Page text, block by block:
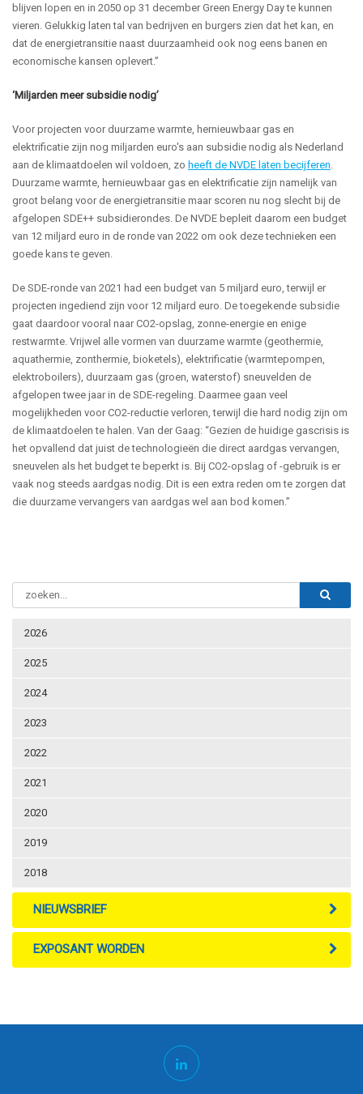
2026
2025
2024
2023
2022
2021
2020
2019
2018
NIEUWSBRIEF
EXPOSANT WORDEN
blijven lopen en in 2050 op 31 december Green Energy Day te kunnen
vieren. Gelukkig laten tal van bedrijven en burgers zien dat het kan, en
dat de energietransitie naast duurzaamheid ook nog eens banen en
economische kansen oplevert.”
‘Miljarden meer subsidie nodig’
Voor projecten voor duurzame warmte, hernieuwbaar gas en
elektrificatie zijn nog miljarden euro's aan subsidie nodig als Nederland
aan de klimaatdoelen wil voldoen, zo heeft de NVDE laten becijferen
Duurzame warmte, hernieuwbaar gas en elektrificatie zijn namelijk van
groot belang voor de energietransitie maar scoren nu nog slecht bij de
afgelopen SDE++ subsidierondes. De NVDE bepleit daarom een budget
van 12 miljard euro in de ronde van 2022 om ook deze technieken een
goede kans te geven.
De SDE-ronde van 2021 had een budget van 5 miljard euro, terwijl er
projecten ingediend zijn voor 12 miljard euro. De toegekende subsidie
gaat daardoor vooral naar CO2-opslag, zonne-energie en enige
restwarmte. Vrijwel alle vormen van duurzame warmte (geothermie,
aquathermie, zonthermie, bioketels), elektrificatie (warmtepompen,
elektroboilers), duurzaam gas (groen, waterstof) sneuvelden de
afgelopen twee jaar in de SDE-regeling. Daarmee gaan veel
mogelijkheden voor CO2-reductie verloren, terwijl die hard nodig zijn om
de klimaatdoelen te halen. Van der Gaag: “Gezien de huidige gascrisis is
het opvallend dat juist de technologieën die direct aardgas vervangen,
sneuvelen als het budget te beperkt is. Bij CO2-opslag of -gebruik is er
vaak nog steeds aardgas nodig. Dit is een extra reden om te zorgen dat
die duurzame vervangers van aardgas wel aan bod komen.”